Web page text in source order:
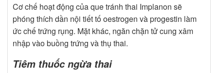
Cơ chế hoạt động của que tránh thai Implanon sẽ
phóng thích dần nội tiết tố oestrogen và progestin làm
ức chế trứng rụng. Mặt khác, ngăn chặn tử cung xâm
nhập vào buồng trứng và thụ thai.
Tiêm thuốc ngừa thai